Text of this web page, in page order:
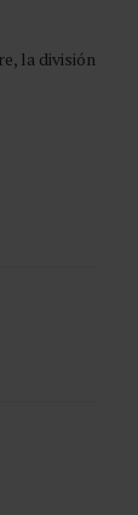
la división